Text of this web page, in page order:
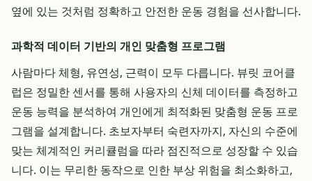
옆에 있는 것처럼 정확하고 안전한 운동 경험을 선사합니다.
과학적 데이터 기반의 개인 맞춤형 프로그램
사람마다 체형, 유연성, 근력이 모두 다릅니다. 뷰릿 코어클
럽은 정밀한 센서를 통해 사용자의 신체 데이터를 측정하고
운동 능력을 분석하여 개인에게 최적화된 맞춤형 운동 프로
그램을 설계합니다. 초보자부터 숙련자까지, 자신의 수준에
맞는 체계적인 커리큘럼을 따라 점진적으로 성장할 수 있습
니다. 이는 무리한 동작으로 인한 부상 위험을 최소화하고,